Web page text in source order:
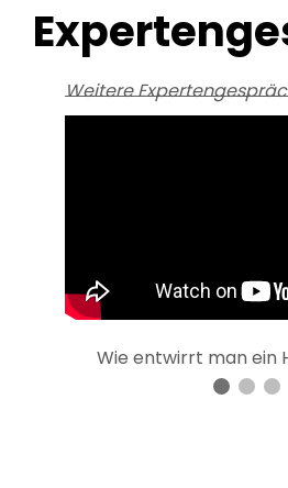
Weitere
Wie entwirrt man ein